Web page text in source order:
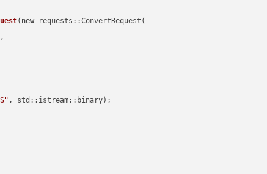
( new requests::ConvertRequest(
,
, std::istream::binary) ;